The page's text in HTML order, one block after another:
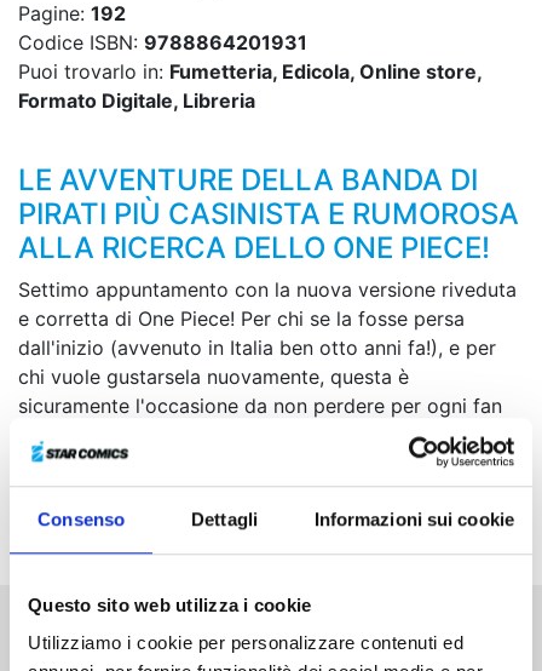
Consenso Dettagli Informazioni sui cookie
Questo sito web utilizza i cookie
Utilizziamo i cookie per personalizzare contenuti ed
Pagine: 192
Codice ISBN: 9788864201931
Puoi trovarlo in: Fumetteria, Edicola, Online store,
Formato Digitale, Libreria
LE AVVENTURE DELLA BANDA DI
PIRATI PIÙ CASINISTA E RUMOROSA
ALLA RICERCA DELLO ONE PIECE!
Settimo appuntamento con la nuova versione riveduta
e corretta di One Piece! Per chi se la fosse persa
dall'inizio (avvenuto in Italia ben otto anni fa!), e per
chi vuole gustarsela nuovamente, questa è
sicuramente l'occasione da non perdere per ogni fan
di One Peace e del folle Eiichiro Oda! Leggiamo questo
mese la storia di Sanji, e assistiamo un sanguinoso
scontro a bordo del Baratie, il ristorante (pirata) sul
mare!